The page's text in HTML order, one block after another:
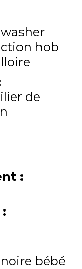
hob
de
:
:
bébé